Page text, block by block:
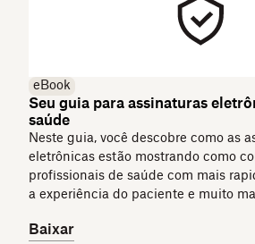
eBook
Seu guia para assinaturas
saúde
Neste guia, você descobre como as
eletrônicas estão mostrando como
profissionais de saúde com mais
a experiência do paciente e muito
Baixar